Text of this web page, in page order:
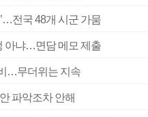
’…전국 48개 시군 가뭄
아냐…면담 메모 제출
…무더위는 지속
파악조차 안해